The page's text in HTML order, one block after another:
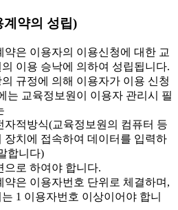
계약의 성립)
은 이용자의 이용신청에 대한 교
이용 승낙에 의하여 성립됩니다.
규정에 의해 이용자가 이용 신청
는 교육정보원이 이용자 관리시 필
자적방식(교육정보원의 컴퓨터 등
장치에 접속하여 데이터를 입력하
합니다)
으로 하여야 합니다.
은 이용자번호 단위로 체결하며,
1 이용자번호 이상이어야 합니